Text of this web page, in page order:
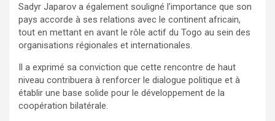
Sadyr Japarov a également souligné l’importance que son
pays accorde à ses relations avec le continent africain,
tout en mettant en avant le rôle actif du Togo au sein des
organisations régionales et internationales.
Il a exprimé sa conviction que cette rencontre de haut
niveau contribuera à renforcer le dialogue politique et à
établir une base solide pour le développement de la
coopération bilatérale.